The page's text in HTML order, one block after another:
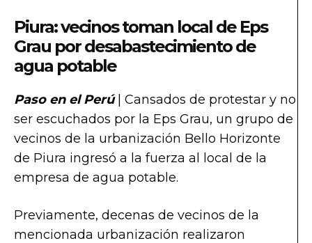
Piura: vecinos toman local de Eps
Grau por desabastecimiento de
agua potable
Paso en el Perú| Cansados de protestar y no
ser escuchados por la Eps Grau, un grupo de
vecinos de la urbanización Bello Horizonte
de Piura ingresó a la fuerza al local de la
empresa de agua potable.
Previamente, decenas de vecinos de la
mencionada urbanización realizaron